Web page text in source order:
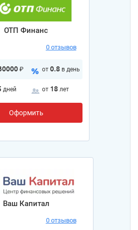
ОТП Финанс
0 отзывов
₽ от 0.8 в день
дней от 18 лет
Оформить
Ваш Капитал
0 отзывов